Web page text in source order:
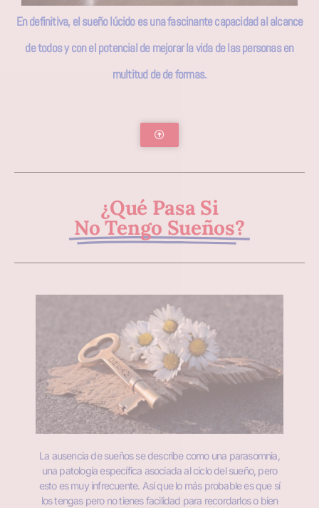
En definitiva, el sueño lúcido es una fascinante capacidad al alcance
de todos y con el potencial de mejorar la vida de las personas en
multitud de de formas.
¿Qué Pasa Si
No Tengo Sueños?
La ausencia de sueños se describe como una parasomnia,
una patología específica asociada al ciclo del sueño, pero
esto es muy infrecuente. Así que lo más probable es que sí
los tengas pero no tienes facilidad para recordarlos o bien